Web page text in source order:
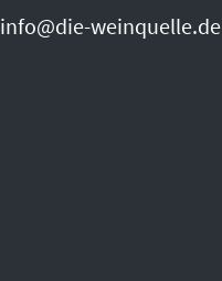
info@die-weinquelle.de